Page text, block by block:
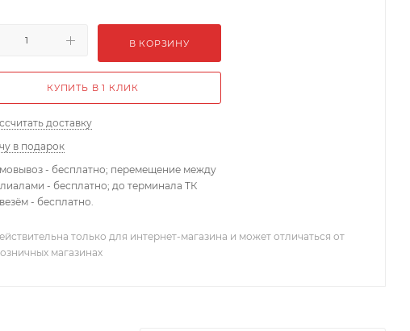
В КОРЗИНУ
КУПИТЬ В 1 КЛИК
доставку
в подарок
- бесплатно; перемещение между
- бесплатно; до терминала ТК
- бесплатно.
только для интернет-магазина и может отличаться от
магазинах